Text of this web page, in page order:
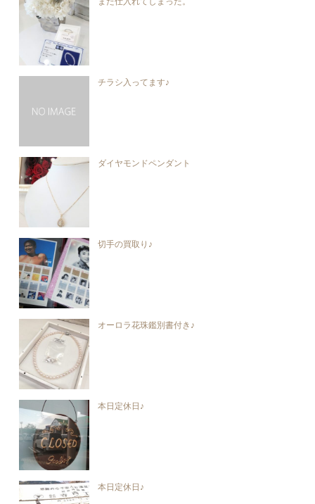
チラシ入ってます♪
ダイヤモンドペンダント
切手の買取り♪
オーロラ花珠鑑別書付き♪
本日定休日♪
本日定休日♪